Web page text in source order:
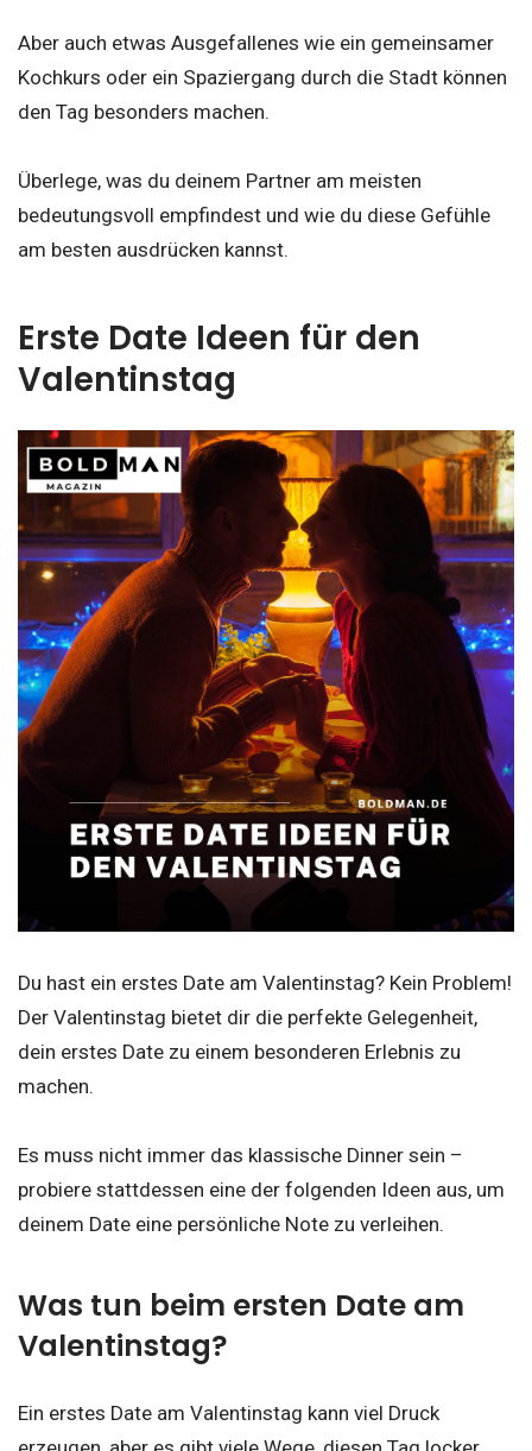
Aber auch etwas Ausgefallenes wie ein gemeinsamer
Kochkurs oder ein Spaziergang durch die Stadt können
den Tag besonders machen.
Überlege, was du deinem Partner am meisten
bedeutungsvoll empfindest und wie du diese Gefühle
am besten ausdrücken kannst.
Erste Date Ideen für den
Valentinstag
Du hast ein erstes Date am Valentinstag? Kein Problem!
Der Valentinstag bietet dir die perfekte Gelegenheit,
dein erstes Date zu einem besonderen Erlebnis zu
machen.
Es muss nicht immer das klassische Dinner sein –
probiere stattdessen eine der folgenden Ideen aus, um
deinem Date eine persönliche Note zu verleihen.
Was tun beim ersten Date am
Valentinstag?
Ein erstes Date am Valentinstag kann viel Druck